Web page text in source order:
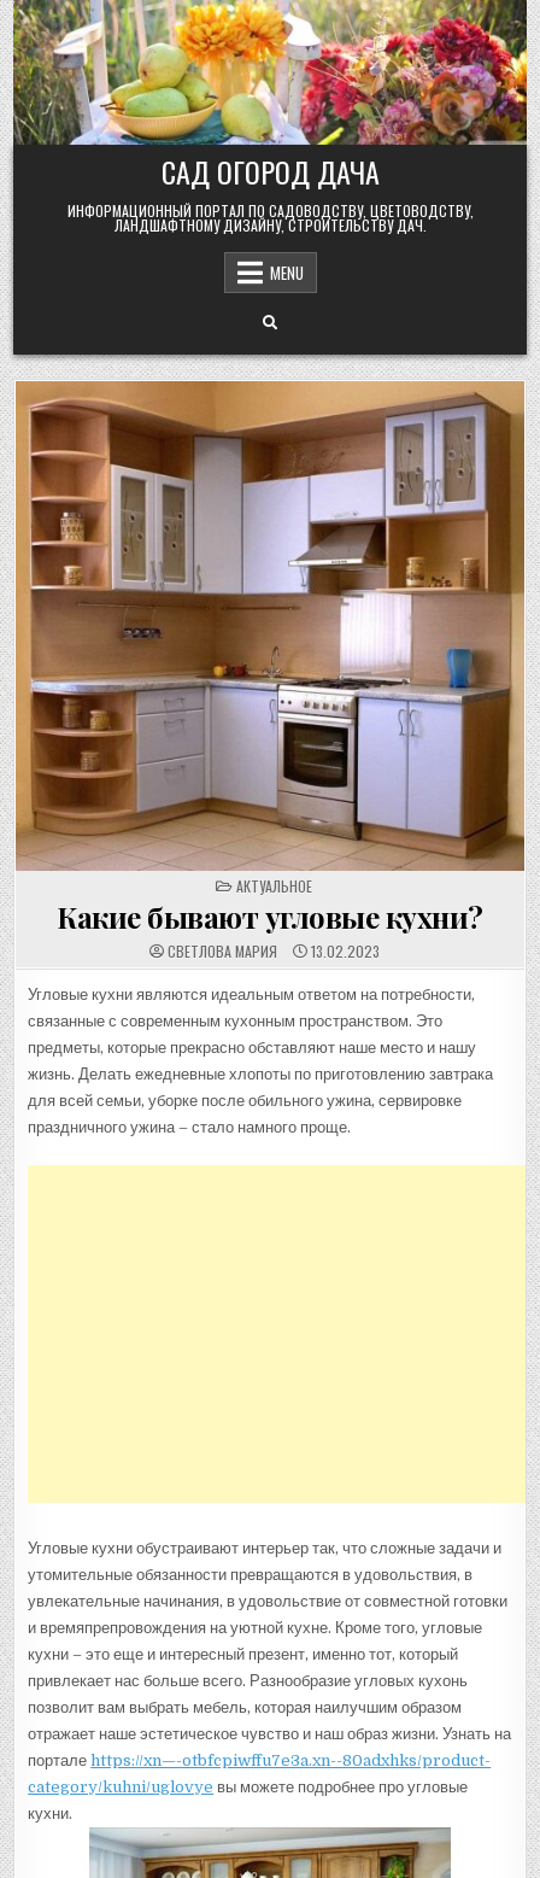
Skip
to
content
САД ОГОРОД ДАЧА
ИНФОРМАЦИОННЫЙ ПОРТАЛ ПО САДОВОДСТВУ, ЦВЕТОВОДСТВУ,
ЛАНДШАФТНОМУ ДИЗАЙНУ, СТРОИТЕЛЬСТВУ ДАЧ.
MENU
POSTED
IN
АКТУАЛЬНОЕ
Какие бывают угловые кухни?
СВЕТЛОВА МАРИЯ 13.02.2023
Угловые кухни являются идеальным ответом на потребности,
связанные с современным кухонным пространством. Это
предметы, которые прекрасно обставляют наше место и нашу
жизнь. Делать ежедневные хлопоты по приготовлению завтрака
для всей семьи, уборке после обильного ужина, сервировке
праздничного ужина – стало намного проще.
Угловые кухни обустраивают интерьер так, что сложные задачи и
утомительные обязанности превращаются в удовольствия, в
увлекательные начинания, в удовольствие от совместной готовки
и времяпрепровождения на уютной кухне. Кроме того, угловые
кухни – это еще и интересный презент, именно тот, который
привлекает нас больше всего. Разнообразие угловых кухонь
позволит вам выбрать мебель, которая наилучшим образом
отражает наше эстетическое чувство и наш образ жизни. Узнать на
порталеhttps://xn—-otbfcpiwffu7e3a.xn--80adxhks/product-
category/kuhni/uglovye вы можете подробнее про угловые
кухни.